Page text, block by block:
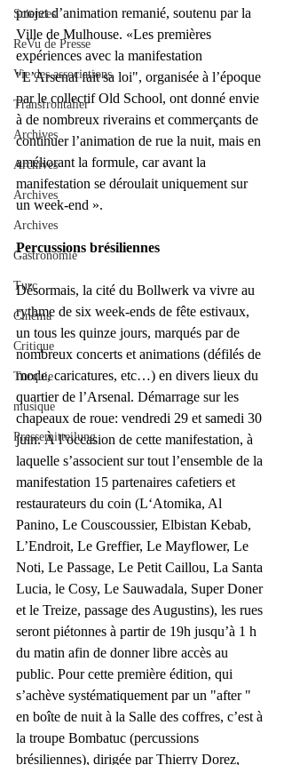
Sciences
ReVu de Presse
Vie des associations
Transfrontalier
Archives
Archives
Archives
Archives
Gastronomie
Turc
Cinéma
Critique
Turquie
musique
Pressemitteilung
projet d’animation remanié, soutenu par la
Ville de Mulhouse. «Les premières
expériences avec la manifestation
"L’Arsenal fait sa loi", organisée à l’époque
par le collectif Old School, ont donné envie
à de nombreux riverains et commerçants de
continuer l’animation de rue la nuit, mais en
améliorant la formule, car avant la
manifestation se déroulait uniquement sur
un week-end ».
Percussions brésiliennes
Désormais, la cité du Bollwerk va vivre au
rythme de six week-ends de fête estivaux,
un tous les quinze jours, marqués par de
nombreux concerts et animations (défilés de
mode, caricatures, etc…) en divers lieux du
quartier de l’Arsenal. Démarrage sur les
chapeaux de roue: vendredi 29 et samedi 30
juin. À l’occasion de cette manifestation, à
laquelle s’associent sur tout l’ensemble de la
manifestation 15 partenaires cafetiers et
restaurateurs du coin (L‘Atomika, Al
Panino, Le Couscoussier, Elbistan Kebab,
L’Endroit, Le Greffier, Le Mayflower, Le
Noti, Le Passage, Le Petit Caillou, La Santa
Lucia, le Cosy, Le Sauwadala, Super Doner
et le Treize, passage des Augustins), les rues
seront piétonnes à partir de 19h jusqu’à 1 h
du matin afin de donner libre accès au
public. Pour cette première édition, qui
s’achève systématiquement par un "after "
en boîte de nuit à la Salle des coffres, c’est à
la troupe Bombatuc (percussions
brésiliennes), dirigée par Thierry Dorez,